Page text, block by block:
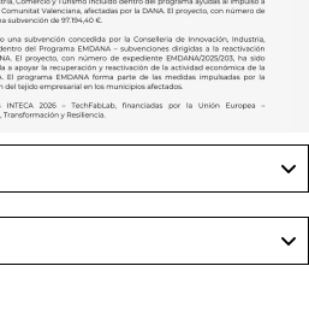
con parasol – BELMONDO